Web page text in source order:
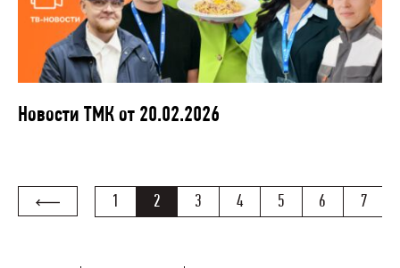
Новости ТМК от 20.02.2026
1 2 3 4 5 6 7